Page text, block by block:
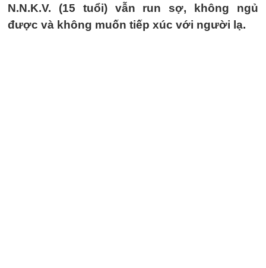
N.N.K.V. (15 tuổi) vẫn run sợ, không ngủ
được và không muốn tiếp xúc với người lạ.